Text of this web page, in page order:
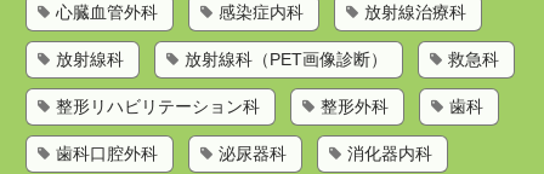
心臓血管外科 感染症内科 放射線治療科
放射線科 放射線科（PET画像診断） 救急科
整形リハビリテーション科 整形外科 歯科
歯科口腔外科 泌尿器科 消化器内科